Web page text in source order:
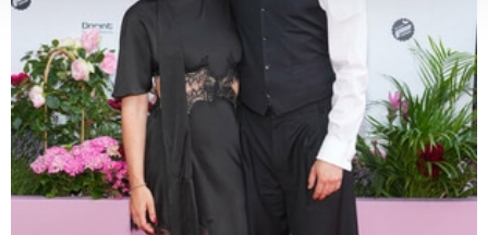
verarbeitet werden, und legen Sie Ihre Präferenzen im
Abschnitt Einzelheiten
fest.
Wir verwenden Cookies, um Inhalte und Anzeigen zu
personalisieren, Funktionen für soziale Medien anbieten
zu können und die Zugriffe auf unsere Website zu
analysieren. Außerdem geben wir Informationen zu Ihrer
Verwendung unserer Website an unsere Partner für
soziale Medien, Werbung und Analysen weiter. Unsere